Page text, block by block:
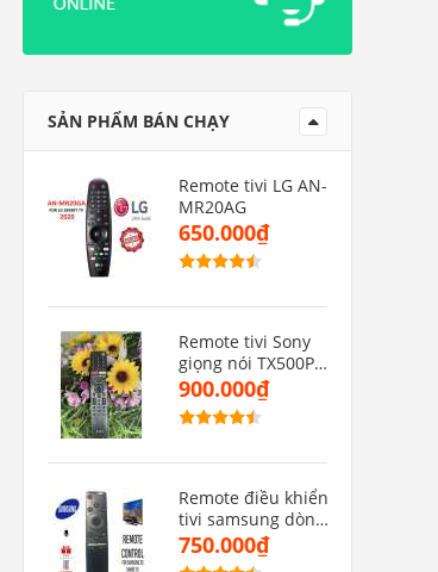
SẢN PHẨM BÁN CHẠY
Remote tivi LG AN-
MR20AG
650.000₫
Remote tivi Sony
giọng nói TX500P(
hàng zin)
900.000₫
Remote điều khiển
tivi samsung dòng
MU(hàng zin)
750.000₫